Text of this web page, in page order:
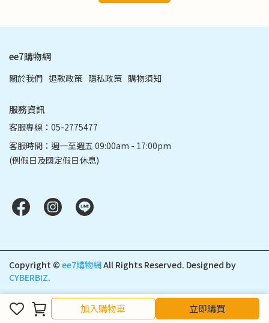
加入購物車 立即購買
ee7購物網
關於我們 退款政策 隱私政策 購物須知
服務資訊
客服專線：05-2775477
客服時間：週一至週五 09:00am - 17:00pm
(例假日及國定假日休息)
Copyright © ee7購物網All Rights Reserved. Designed by
CYBERBIZ.